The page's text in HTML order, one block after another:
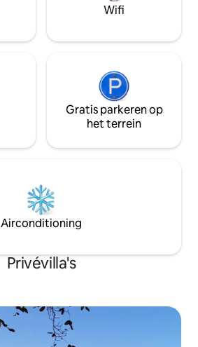
Wifi
Gratis parkeren op
het terrein
Airconditioning
Privévilla's